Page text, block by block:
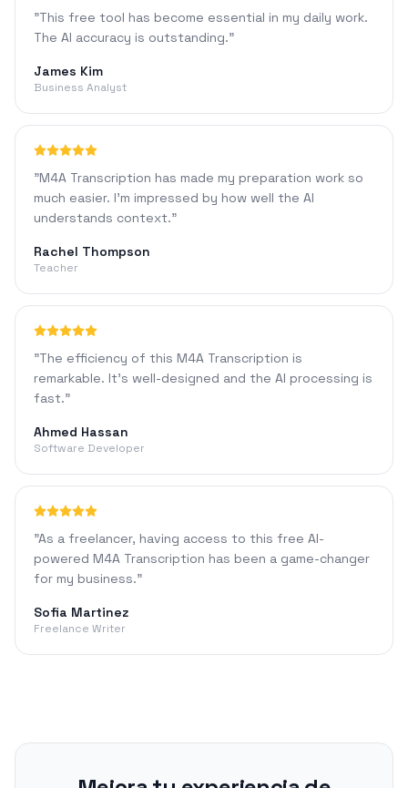
"This free tool has become essential in my daily work.
The AI accuracy is outstanding."
James Kim
Business Analyst
"M4A Transcription has made my preparation work so
much easier. I'm impressed by how well the AI
understands context."
Rachel Thompson
Teacher
"The efficiency of this M4A Transcription is
remarkable. It's well-designed and the AI processing is
fast."
Ahmed Hassan
Software Developer
"As a freelancer, having access to this free AI-
powered M4A Transcription has been a game-changer
for my business."
Sofia Martinez
Freelance Writer